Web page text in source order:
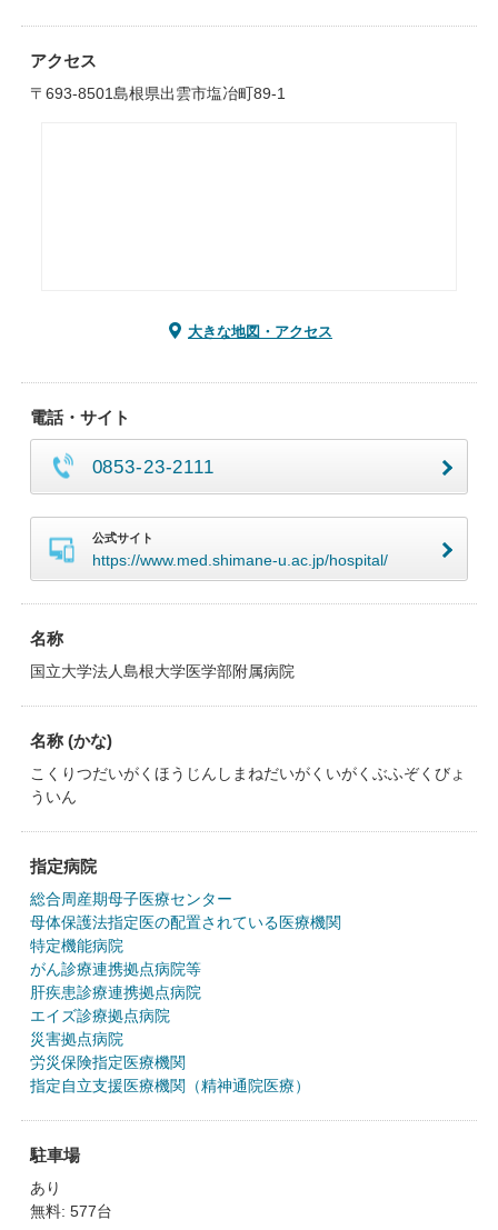
アクセス
〒693-8501島根県出雲市塩冶町89-1
大きな地図・アクセス
電話・サイト
0853-23-2111
公式サイト
https://www.med.shimane-u.ac.jp/hospital/
名称
国立大学法人島根大学医学部附属病院
名称 (かな)
こくりつだいがくほうじんしまねだいがくいがくぶふぞくびょ
ういん
指定病院
総合周産期母子医療センター
母体保護法指定医の配置されている医療機関
特定機能病院
がん診療連携拠点病院等
肝疾患診療連携拠点病院
エイズ診療拠点病院
災害拠点病院
労災保険指定医療機関
指定自立支援医療機関（精神通院医療）
駐車場
あり
無料: 577台